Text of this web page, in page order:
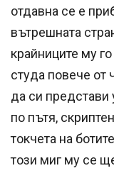
отдавна се е
вътрешната
крайниците му
студа повече от
да си
по пътя,
токчета на
този миг му се